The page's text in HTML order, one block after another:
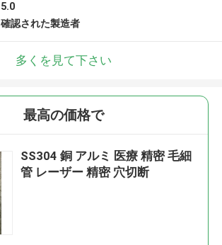
5.0
確認された製造者
多くを見て下さい
最高の価格で
SS304 銅 アルミ 医療 精密 毛細
管 レーザー 精密 穴切断